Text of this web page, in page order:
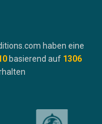
haben eine
basierend auf 1306